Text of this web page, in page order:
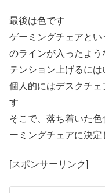
最後は色です
ゲーミングチェアと
のラインが入ったよ
テンション上げるには
個人的にはデスクチ
す
そこで、落ち着いた
ーミングチェアに決定
[スポンサーリンク]